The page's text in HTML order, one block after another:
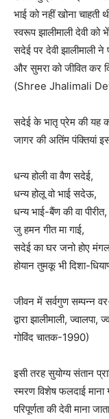
भाई को नहीं खोना
स्वरूप झालीमाली देवी
सदेई पर देवी झालीमाली
और सुमरा को जीवित कर
(Shree Jhalimali
सदेई के भातृ प्रेम की यह
जागर की अतिंम पंक्तियां
धन्य होली वा वैण सदेई,
धन्य होलू वो भाई सदेऊ,
धन्य भाई-बैंण की वा पीरीत,
जु हमन गीत मा गाई,
सदेई का घर जनो होए
होयान तुमकू भी दिशा-
जीवन में सर्वगुण सम्पन्न
द्वारा झालीमाली,
गोविंद चातक-1990)
इसी तरह सुयोग्य संतान
स्मरण विशेष फलदाई माना
परिपूर्णता की देवी माना